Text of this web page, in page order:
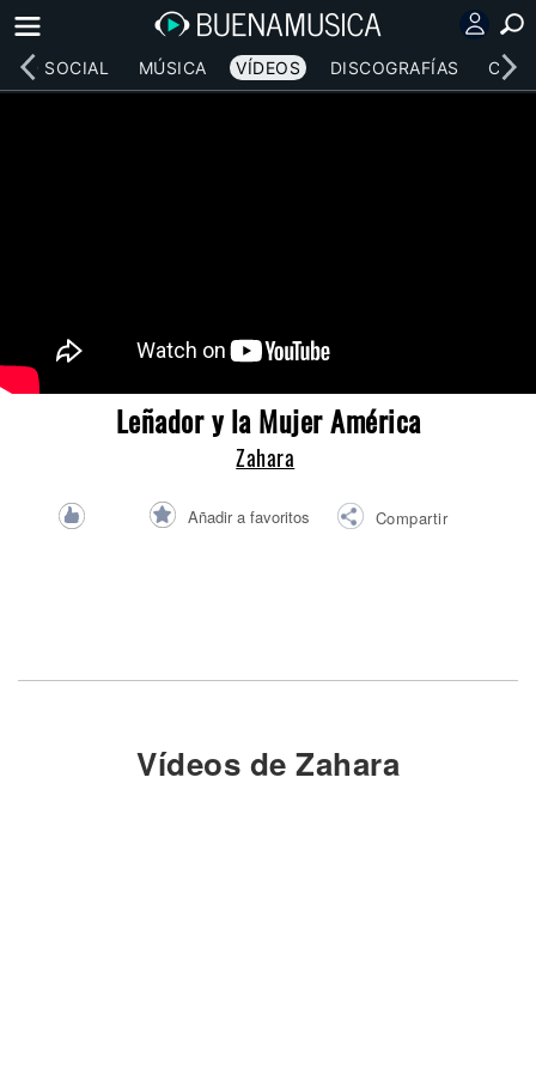
RED SOCIAL MÚSICA VÍDEOS DISCOGRAFÍAS
Leñador y la Mujer América
Zahara
Añadir a favoritos Compartir
Vídeos de Zahara